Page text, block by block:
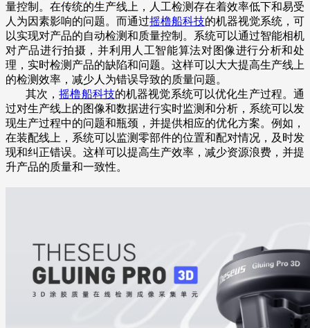
量控制。在传统的生产线上，人工检测存在着效率低下和易受
人为因素影响的问题。而通过摇橹船科技的机器视觉系统，可
以实现对产品的自动检测和质量控制。系统可以通过智能相机
对产品进行拍摄，并利用人工智能算法对图像进行分析和处
理，实时检测产品的缺陷和问题。这样可以大大提高生产线上
的检测效率，减少人为错误导致的质量问题。
其次，摇橹船科技的机器视觉系统可以优化生产过程。通
过对生产线上的图像和数据进行实时监测和分析，系统可以发
现生产过程中的问题和瓶颈，并提供相应的优化方案。例如，
在装配线上，系统可以监测零部件的位置和配对情况，及时发
现和纠正错误。这样可以提高生产效率，减少资源浪费，并提
升产品的质量和一致性。